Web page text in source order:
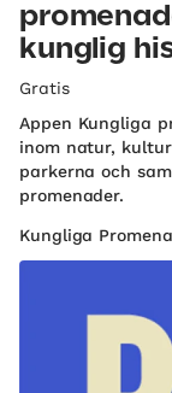
kunglig
Gratis
Appen Kungliga
inom natur,
parkerna och
promenader.
Kungliga